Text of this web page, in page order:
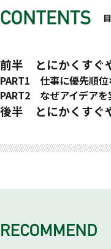
すぐやる人になる15のル
アイデアを実行する15
はじめに
前半 とにかくすぐ
PART1 仕事に優先順位
１．目の前の仕事から
すぐやる人は、仕事が
すぐやることで、時間
100％ベストな選択なん
PART2 なぜアイデアを
１．アイデアだけで終わ
待っていてもチャンスは
その３ アイデアが未熟
後半 とにかくすぐ
２．朝、今日やるべき
３．午前中に作業は終わ
５．時間管理をする
８．上手に断る